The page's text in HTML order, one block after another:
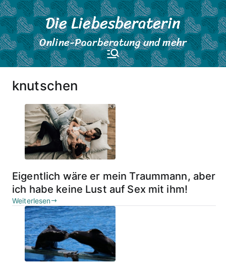
Zum
Inhalt
springen
Die Liebesberaterin
Online-Paarberatung und mehr
knutschen
Eigentlich wäre er mein Traummann, aber
ich habe keine Lust auf Sex mit ihm!
Weiterlesen